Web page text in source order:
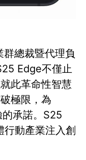
總裁暨代理負
Edge不僅止
此革命性智慧
極限，為
承諾。S25
行動產業注入創